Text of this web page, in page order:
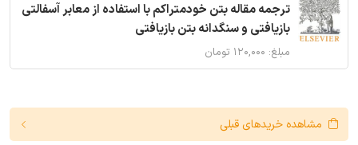
ترجمه مقاله بتن خودمتراکم با استفاده از معابر آسفالتی
بازیافتی و سنگدانه بتن بازیافتی
مبلغ: ۱۲۰,۰۰۰ تومان
مشاهده خریدهای قبلی